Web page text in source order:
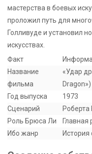
мастерства в боевых
проложил путь для
Голливуде и установил
искусствах.
Факт
Название
фильма
«Удар
Dragon»)
Год выпуска
1973
Сценарий
Роберта
Роль Брюса Ли
Главная
Ибо жанр
История